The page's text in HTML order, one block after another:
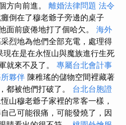
方向前進。 離婚法律問題 法令
倒在了穆老爺子旁邊的桌子
面前疲倦地打了個哈欠。 海外
烈地為他們全部充電，處理得
現在是在永恆山與魔族進行生死
就來不及了。 專屬台北會計事
夥伴 陳稚瑤的儲物空間裡藏著
都被他們打破了。 台北台胞證
山穆老爺子家裡的常客一樣，
己可能很痛，可能發燒了，因